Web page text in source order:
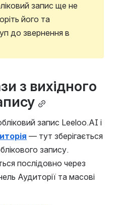
запис ще не
його та
до звернення в
з вихідного
запис Leeloo.AI і
— тут зберігається
запису.
послідовно через
Аудиторії та масові